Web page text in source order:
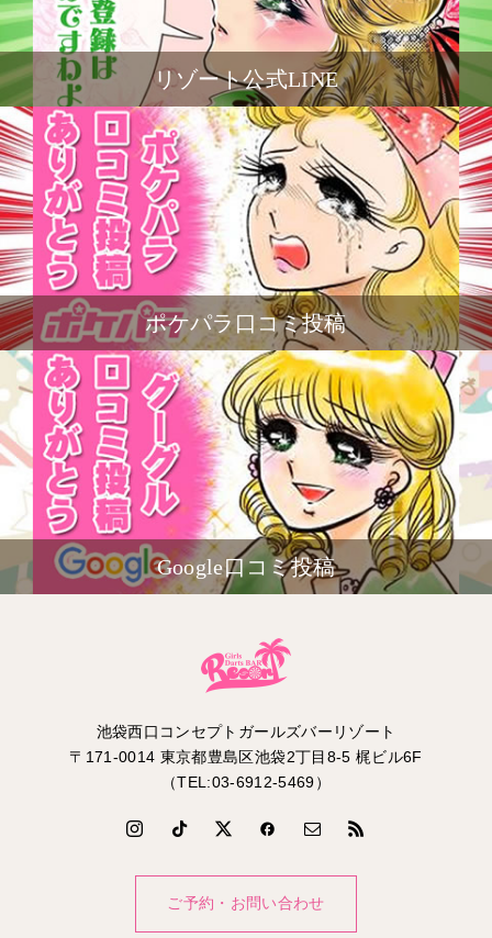
リゾート公式LINE
ポケパラ口コミ投稿
Google口コミ投稿
池袋西口コンセプトガールズバーリゾート
〒171-0014 東京都豊島区池袋2丁目8-5 梶ビル6F
（TEL:03-6912-5469）
ご予約・お問い合わせ